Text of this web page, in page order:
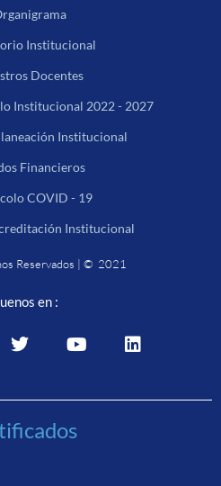
Institucional
Docentes
Institucional 2022 - 2027
Institucional
Financieros
COVID - 19
Institucional
Reservados | © 2021
en :